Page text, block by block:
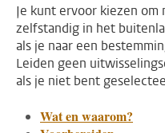
Je kunt ervoor kiezen
zelfstandig in het
als je naar een
Leiden geen
als je niet bent
Wat en waarom?